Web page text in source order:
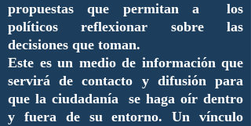
propuestas que permitan a los
políticos reflexionar sobre las
decisiones que toman.
Este es un medio de información que
servirá de contacto y difusión para
que la ciudadanía se haga oír dentro
y fuera de su entorno. Un vínculo